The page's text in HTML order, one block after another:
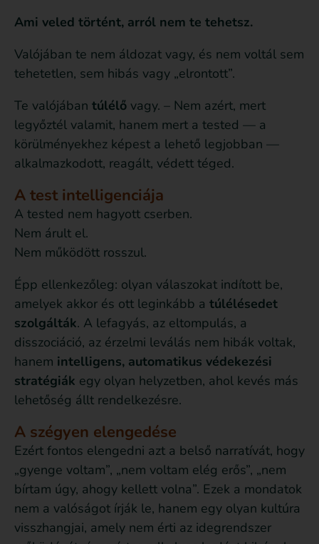
Ami veled történt, arról nem te tehetsz.
Valójában te nem áldozat vagy, és nem voltál sem
tehetetlen, sem hibás vagy „elrontott”.
Te valójában túlélő vagy. – Nem azért, mert
legyőztél valamit, hanem mert a tested — a
körülményekhez képest a lehető legjobban —
alkalmazkodott, reagált, védett téged.
A test intelligenciája
A tested nem hagyott cserben.
Nem árult el.
Nem működött rosszul.
Épp ellenkezőleg: olyan válaszokat indított be,
amelyek akkor és ott leginkább a túlélésedet
szolgálták. A lefagyás, az eltompulás, a
disszociáció, az érzelmi leválás nem hibák voltak,
hanem intelligens, automatikus védekezési
stratégiák egy olyan helyzetben, ahol kevés más
lehetőség állt rendelkezésre.
A szégyen elengedése
Ezért fontos elengedni azt a belső narratívát, hogy
„gyenge voltam”, „nem voltam elég erős”, „nem
bírtam úgy, ahogy kellett volna”. Ezek a mondatok
nem a valóságot írják le, hanem egy olyan kultúra
visszhangjai, amely nem érti az idegrendszer